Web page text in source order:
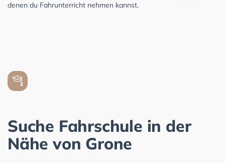
denen du Fahrunterricht nehmen kannst.
Suche Fahrschule in der
Nähe von Grone